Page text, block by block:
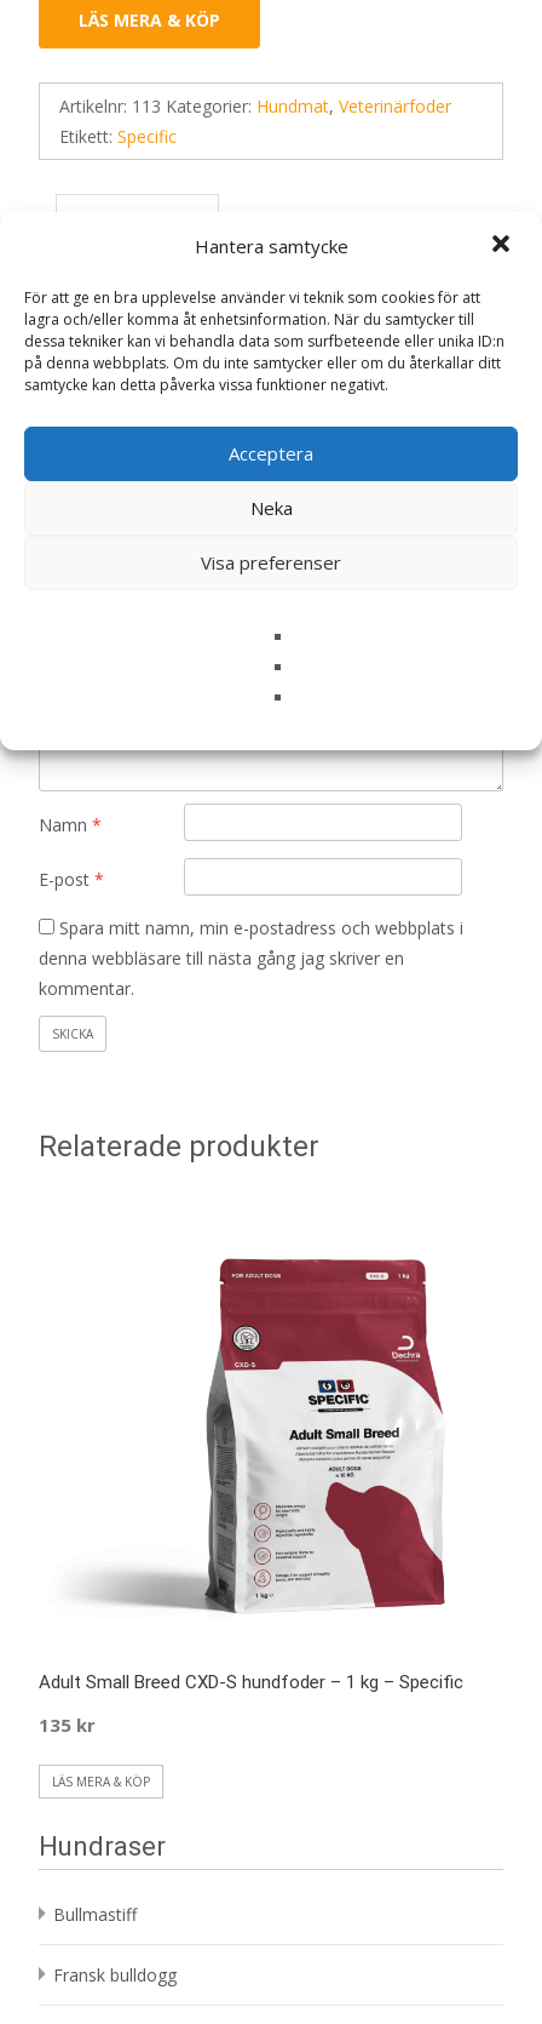
Hantera samtycke
För att ge en bra upplevelse använder vi teknik som cookies för att
lagra och/eller komma åt enhetsinformation. När du samtycker till
dessa tekniker kan vi behandla data som surfbeteende eller unika ID:n
på denna webbplats. Om du inte samtycker eller om du återkallar ditt
samtycke kan detta påverka vissa funktioner negativt.
Acceptera
Neka
Visa preferenser
LÄS MERA & KÖP
Artikelnr: 113 Kategorier: Hundmat, Veterinärfoder
Etikett: Specific
Recensioner
Det finns inga recensioner än.
Management CCD hundfoder – 7 kg –
Namn *
E-post *
Spara mitt namn, min e-postadress och webbplats i
denna webbläsare till nästa gång jag skriver en
kommentar.
Relaterade produkter
Adult Small Breed CXD-S hundfoder – 1 kg – Specific
135 kr
LÄS MERA & KÖP
Hundraser
Bullmastiff
Fransk bulldogg